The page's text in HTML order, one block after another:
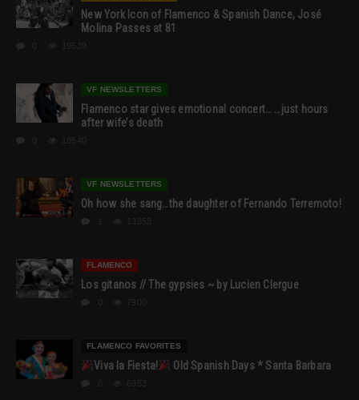
New York Icon of Flamenco & Spanish Dance, José
Molina Passes at 81
VF NEWSLETTERS
Flamenco star gives emotional concert… …just hours
after wife’s death
VF NEWSLETTERS
Oh how she sang…the daughter of Fernando Terremoto!
FLAMENCO
Los gitanos // The gypsies ~ by Lucien Clergue
FLAMENCO FAVORITES
Viva la Fiesta! Old Spanish Days * Santa Barbara